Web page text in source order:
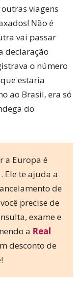
viagens
Não é
vai passar
declaração
o número
estaria
ao Brasil, era só
do
a Europa é
Ele te ajuda a
de
precise de
exame e
a Real
desconto de